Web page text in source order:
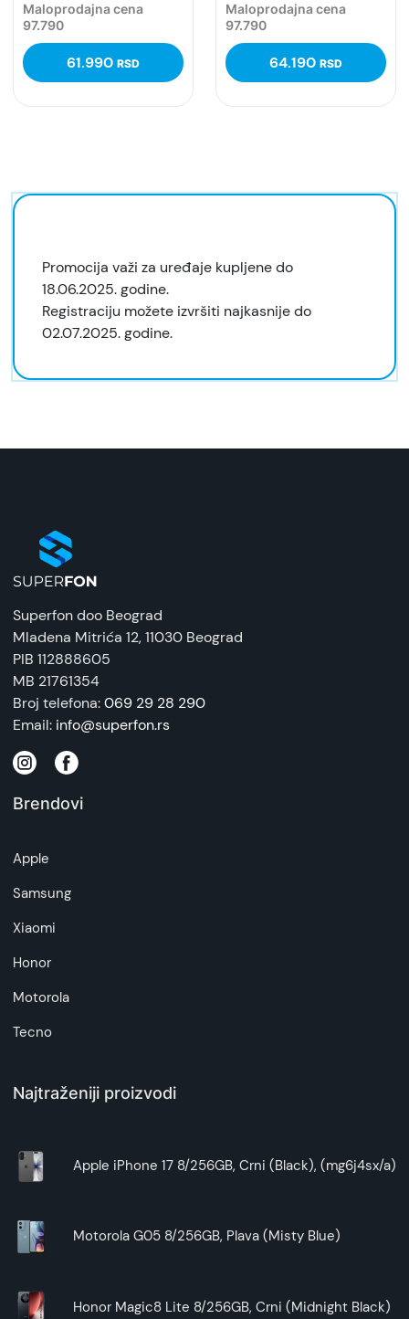
Maloprodajna cena
97.790
61.990 RSD
Maloprodajna cena
97.790
64.190 RSD
Promocija važi za uređaje kupljene do
18.06.2025. godine.
Registraciju možete izvršiti najkasnije do
02.07.2025. godine.
Superfon doo Beograd
Mladena Mitrića 12, 11030 Beograd
PIB 112888605
MB 21761354
Broj telefona:069 29 28 290
Email: info@superfon.rs
Brendovi
Apple
Samsung
Xiaomi
Honor
Motorola
Tecno
Najtraženiji proizvodi
Apple iPhone 17 8/256GB, Crni (Black), (mg6j4sx/a)
Motorola G05 8/256GB, Plava (Misty Blue)
Honor Magic8 Lite 8/256GB, Crni (Midnight Black)